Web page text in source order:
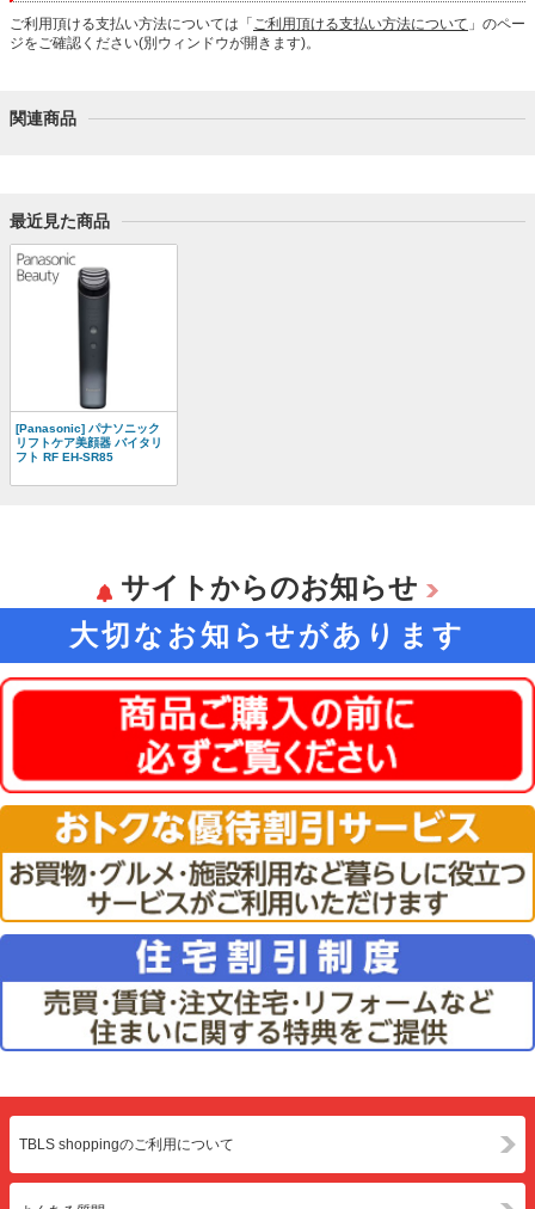
ご利用頂ける支払い方法については「 ご利用頂ける支払い方法について 」のペー
ジをご確認ください(別ウィンドウが開きます)。
関連商品
最近見た商品
[Panasonic] パナソニック
リフトケア美顔器 バイタリ
フト RF EH-SR85
サイトからのお知らせ
大切なお知らせがあります
TBLS shoppingのご利用について